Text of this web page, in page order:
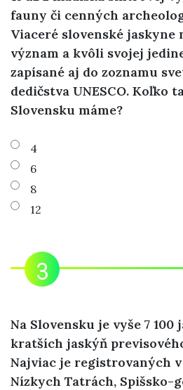
fauny či cenných
Viaceré slovenské jaskyne
význam a kvôli svojej
zapísané aj do zoznamu
dedičstva UNESCO. Koľko
Slovensku máme?
4
6
8
12
Na Slovensku je vyše 7 100
kratších jaskýň
Najviac je registrovaných
Nízkych Tatrách, Spišsko-